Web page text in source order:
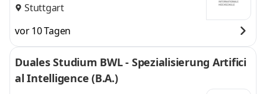
Stuttgart
vor 10 Tagen
Duales Studium BWL - Spezialisierung Artifici
al Intelligence (B.A.)